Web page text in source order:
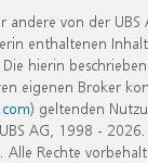
von der UBS
enthaltenen
hierin
eigenen Broker
) geltenden
AG, 1998 - 2026.
Rechte